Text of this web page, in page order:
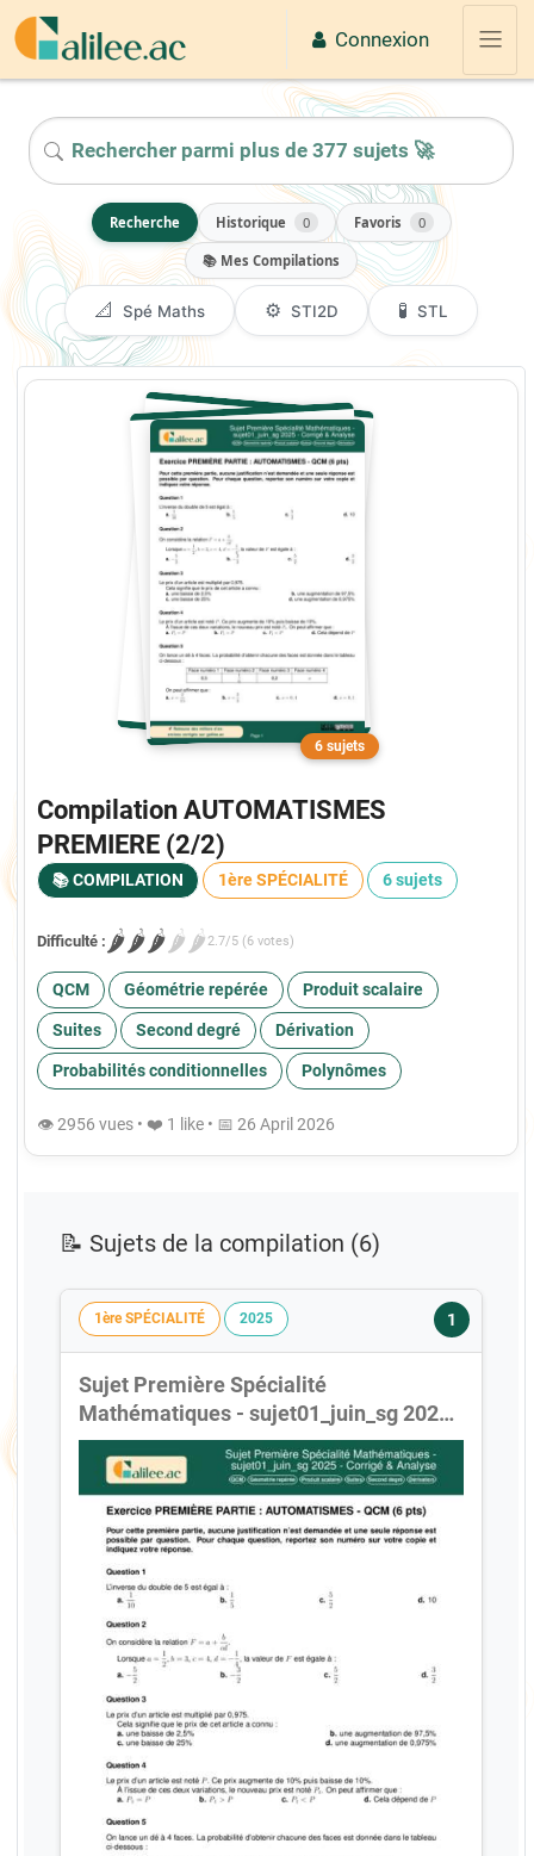
Passer au contenu principal
Connexion
2026
Recherche Historique 0 Favoris 0
📚 Mes Compilations
📐 Spé Maths ⚙️ STI2D 🧪 STL
6 sujets
Compilation AUTOMATISMES
PREMIERE (2/2)
📚 COMPILATION 1ère SPÉCIALITÉ 6 sujets
Difficulté : 🌶️🌶️🌶️🌶️ 🌶️ 2.7/5 (6 votes)
QCM Géométrie repérée Produit scalaire
Suites Second degré Dérivation
Probabilités conditionnelles Polynômes
👁 2956 vues • ❤️ 1 like • 📅 26 April 2026
📝 Sujets de la compilation (6)
1
1ère SPÉCIALITÉ 2025
Sujet Première Spécialité
Mathématiques - sujet01_juin_sg 2025 -
Corrigé & Analyse